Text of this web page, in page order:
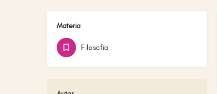
Materia
Filosofía